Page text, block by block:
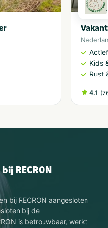
Kids
Rust
4.1 (
RECRON
bij RECRON aangesloten
bij de
is betrouwbaar, werkt